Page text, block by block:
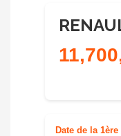
Date de la